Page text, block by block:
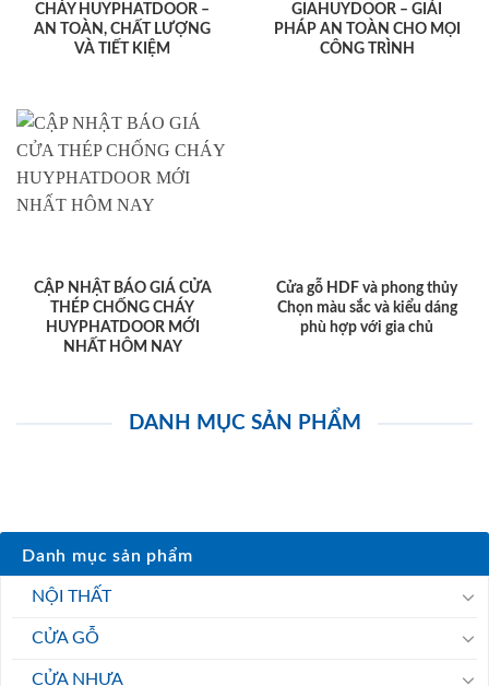
CHÁY HUYPHATDOOR –
AN TOÀN, CHẤT LƯỢNG
VÀ TIẾT KIỆM
GIAHUYDOOR – GIẢI
PHÁP AN TOÀN CHO MỌI
CÔNG TRÌNH
CẬP NHẬT BÁO GIÁ CỬA
THÉP CHỐNG CHÁY
HUYPHATDOOR MỚI
NHẤT HÔM NAY
Cửa gỗ HDF và phong thủy
Chọn màu sắc và kiểu dáng
phù hợp với gia chủ
DANH MỤC SẢN PHẨM
Danh mục sản phẩm
NỘI THẤT
CỬA GỖ
CỬA NHỰA